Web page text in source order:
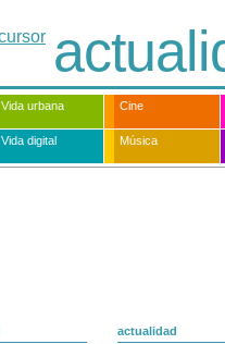
Vida urbana Cine
Vida digital Música
actualidad